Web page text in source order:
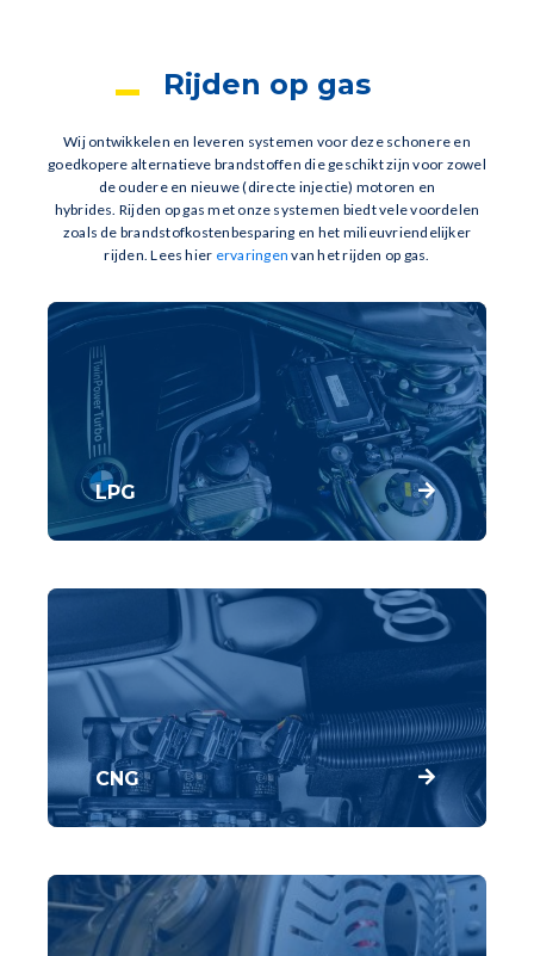
Rijden op gas
Wij ontwikkelen en leveren systemen voor deze schonere en
goedkopere alternatieve brandstoffen die geschikt zijn voor zowel
de oudere en nieuwe (directe injectie) motoren en
hybrides. Rijden op gas met onze systemen biedt vele voordelen
zoals de brandstofkostenbesparing en het milieuvriendelijker
rijden. Lees hier ervaringenvan het rijden op gas.
LPG
LPG is een schonere en goedkopere
brandstof in vergelijking met benzine en
motorbrandstof draagt dan ook bij aan een
betere luchtkwaliteit.
CNG
CNG is een van de schoonste brandstoffen;
het stoot minder ongewenste gassen en
uitstoot wordt tot wel 20% verminderd